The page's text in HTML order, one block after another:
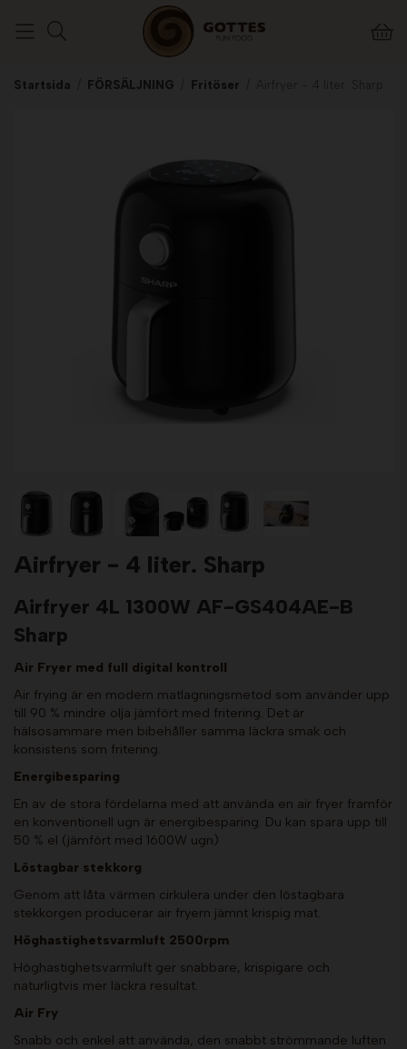
Startsida FÖRSÄLJNING Fritöser
Airfryer - 4 liter. Sharp
Airfryer 4L 1300W AF-GS404AE-B
Sharp
Air Fryer med full digital kontroll
Air frying är en modern matlagningsmetod som använder upp
till 90 % mindre olja jämfört med fritering. Det är
hälsosammare men bibehåller samma läckra smak och
konsistens som fritering.
Energibesparing
En av de stora fördelarna med att använda en air fryer framför
en konventionell ugn är energibesparing. Du kan spara upp till
50 % el (jämfört med 1600W ugn)
Löstagbar stekkorg
Genom att låta värmen cirkulera under den löstagbara
stekkorgen producerar air fryern jämnt krispig mat.
Höghastighetsvarmluft 2500rpm
Höghastighetsvarmluft ger snabbare, krispigare och
naturligtvis mer läckra resultat.
Air Fry
Snabb och enkel att använda, den snabbt strömmande luften